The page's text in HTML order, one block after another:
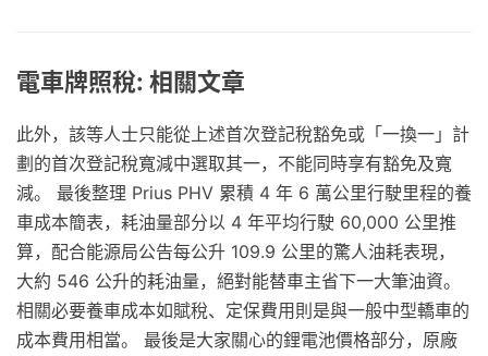
電車牌照稅: 相關文章
此外，該等人士只能從上述首次登記稅豁免或「一換一」計
劃的首次登記稅寬減中選取其一，不能同時享有豁免及寬
減。 最後整理 Prius PHV 累積 4 年 6 萬公里行駛里程的養
車成本簡表，耗油量部分以 4 年平均行駛 60,000 公里推
算，配合能源局公告每公升 109.9 公里的驚人油耗表現，
大約 546 公升的耗油量，絕對能替車主省下一大筆油資。
相關必要養車成本如賦稅、定保費用則是與一般中型轎車的
成本費用相當。 最後是大家關心的鋰電池價格部分，原廠